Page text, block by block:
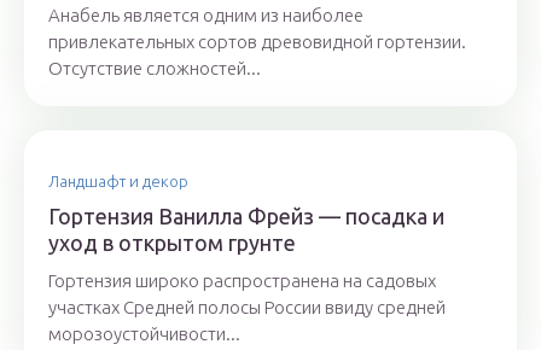
Анабель является одним из наиболее
привлекательных сортов древовидной гортензии.
Отсутствие сложностей...
Ландшафт и декор
Гортензия Ванилла Фрейз — посадка и
уход в открытом грунте
Гортензия широко распространена на садовых
участках Средней полосы России ввиду средней
морозоустойчивости...